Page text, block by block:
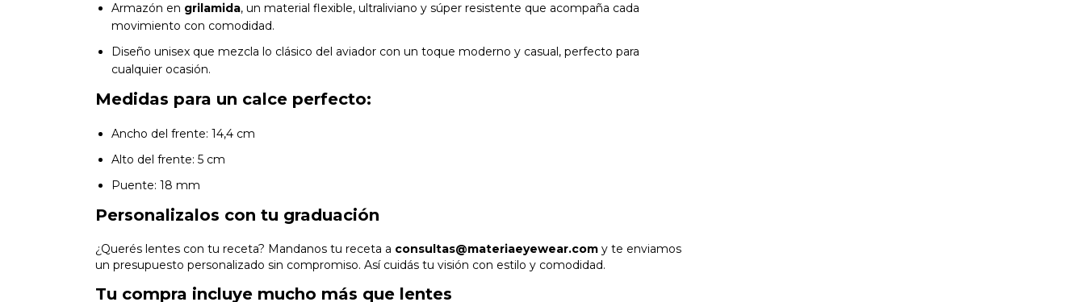
Armazón en grilamida, un material flexible, ultraliviano y súper resistente que acompaña cada
movimiento con comodidad.
Diseño unisex que mezcla lo clásico del aviador con un toque moderno y casual, perfecto para
cualquier ocasión.
Medidas para un calce perfecto:
Ancho del frente: 14,4 cm
Alto del frente: 5 cm
Puente: 18 mm
Personalizalos con tu graduación
¿Querés lentes con tu receta? Mandanos tu receta a consultas@materiaeyewear.com y te enviamos
un presupuesto personalizado sin compromiso. Así cuidás tu visión con estilo y comodidad.
Tu compra incluye mucho más que lentes